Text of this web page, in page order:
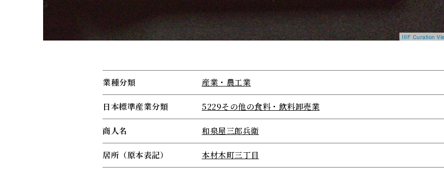
IIIF Curation
業種分類 産業・農工業
日本標準産業分類 5229その他の食料・飲料卸売業
商人名 和泉屋三郎兵衛
居所（原本表記） 本材木町三丁目